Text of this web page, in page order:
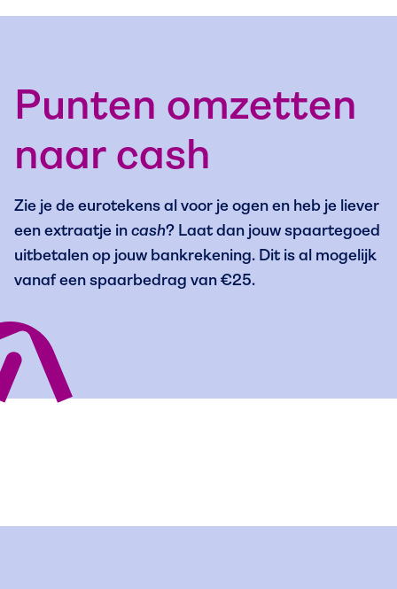
Punten omzetten
naar cash
Zie je de eurotekens al voor je ogen en heb je liever
een extraatje in cash? Laat dan jouw spaartegoed
uitbetalen op jouw bankrekening. Dit is al mogelijk
vanaf een spaarbedrag van €25.